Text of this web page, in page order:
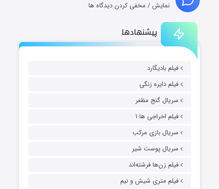
پیشنهادها
فیلم بادیگارد
فیلم دایره زنگی
سریال گنج مظفر
فیلم اخراجی ها ۱
سریال بازی مرکب
سریال پوست شیر
فیلم زن‌ها فرشته‌اند
فیلم متری شیش و نیم
نمایش / مخفی کردن دیدگاه ها